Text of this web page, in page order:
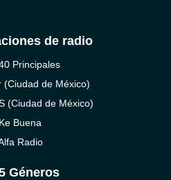
de radio
Principales
(Ciudad de México)
(Ciudad de México)
Ke Buena
Radio
Géneros